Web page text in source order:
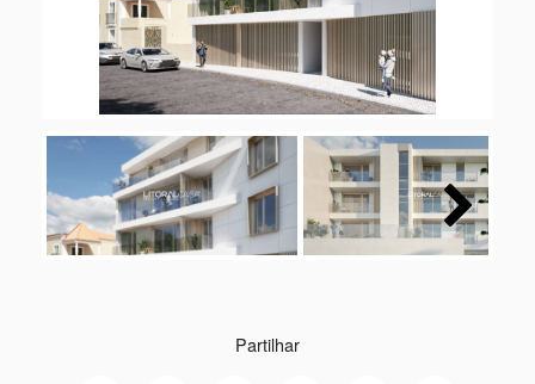
Next
Partilhar